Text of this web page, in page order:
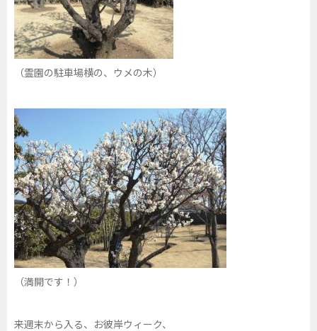
（霊園の駐車場横の、ウメの木）
（満開です！）
来週末から入る、お彼岸ウィーク、